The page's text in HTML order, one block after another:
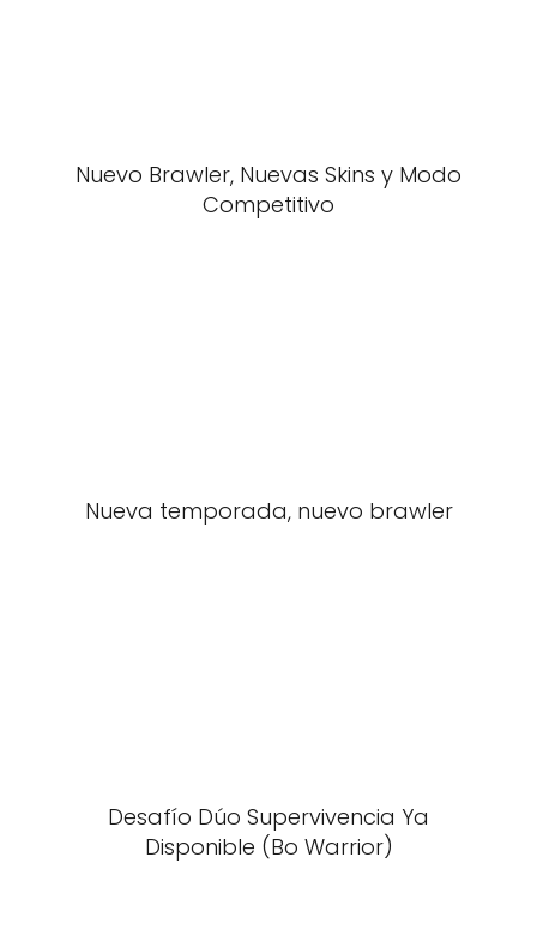
Nuevo Brawler, Nuevas Skins y Modo
Competitivo
Nueva temporada, nuevo brawler
Desafío Dúo Supervivencia Ya
Disponible (Bo Warrior)